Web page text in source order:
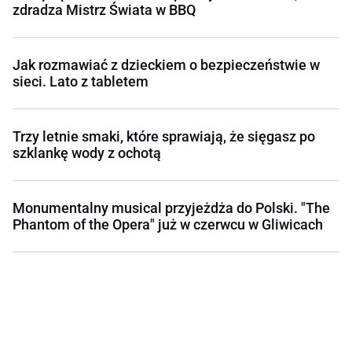
zdradza Mistrz Świata w BBQ
Jak rozmawiać z dzieckiem o bezpieczeństwie w
sieci. Lato z tabletem
Trzy letnie smaki, które sprawiają, że sięgasz po
szklankę wody z ochotą
Monumentalny musical przyjeżdża do Polski. "The
Phantom of the Opera" już w czerwcu w Gliwicach